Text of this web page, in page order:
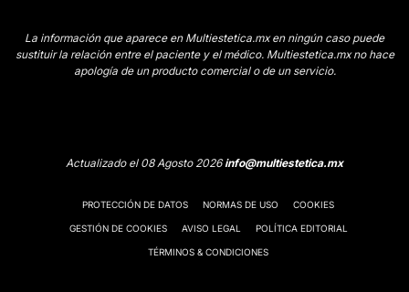
La información que aparece en Multiestetica.mx en ningún caso puede
sustituir la relación entre el paciente y el médico. Multiestetica.mx no hace
apología de un producto comercial o de un servicio.
Actualizado el 08 Agosto 2026info@multiestetica.mx
PROTECCIÓN DE DATOS NORMAS DE USO COOKIES
GESTIÓN DE COOKIES AVISO LEGAL POLÍTICA EDITORIAL
TÉRMINOS & CONDICIONES